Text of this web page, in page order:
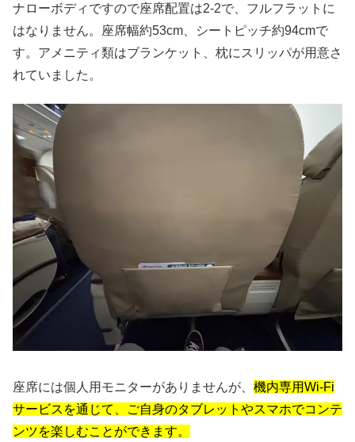
ナローボディですので座席配置は2-2で、フルフラットに
はなりません。座席幅約53cm、シートピッチ約94cmで
す。アメニティ類はブランケット、枕にスリッパが用意さ
れていました。
座席には個人用モニターがありませんが、 機内専用Wi-Fi
サービスを通じて、ご自身のタブレットやスマホでコンテ
ンツを楽しむことができます。